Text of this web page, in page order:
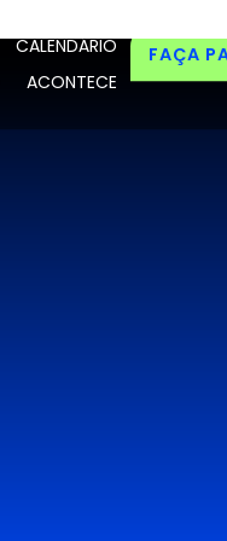
CALENDÁRIO
ACONTECE
FAÇA